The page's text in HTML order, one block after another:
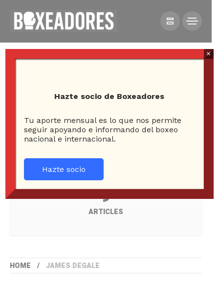
All posts tagged in James
DeGale 2- PAGE
9
ARTICLES
HOME JAMES DEGALE
Hazte socio de Boxeadores
Tu aporte mensual es lo que nos permite
seguir apoyando e informando del boxeo
nacional e internacional.
Hazte socio
×